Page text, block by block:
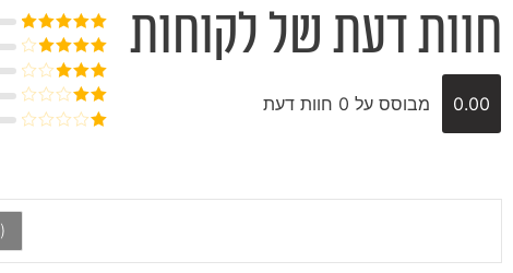
חוות דעת של לקוחות
0.00 מבוסס על 0 חוות דעת
דורג5מתוך
דורג4
מתוך 5
דורג3
דורג
)